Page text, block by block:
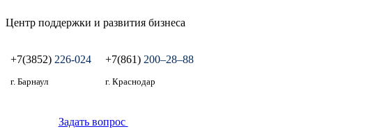
Центр поддержки и развития бизнеса
+7(3852) 226-024
г. Барнаул
+7(861) 200‒28‒88
г. Краснодар
Задать вопрос